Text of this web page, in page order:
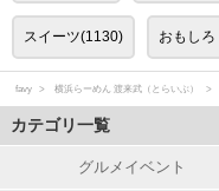
スイーツ(1130) おもし
favy 横浜らーめん 渡来武（とらいぶ）
カテゴリ一覧
グルメイベント